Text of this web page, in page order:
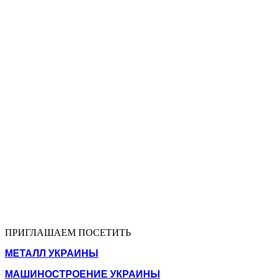
ПРИГЛАШАЕМ ПОСЕТИТЬ
МЕТАЛЛ УКРАИНЫ
МАШИНОСТРОЕНИЕ УКРАИНЫ